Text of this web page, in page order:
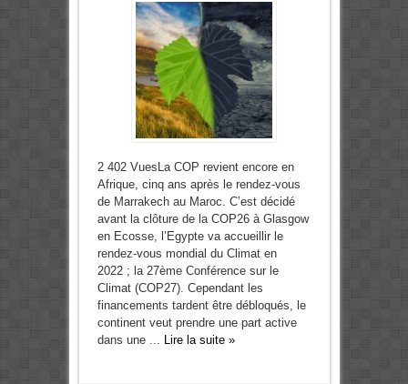
2 402 VuesLa COP revient encore en
Afrique, cinq ans après le rendez-vous
de Marrakech au Maroc. C’est décidé
avant la clôture de la COP26 à Glasgow
en Ecosse, l’Egypte va accueillir le
rendez-vous mondial du Climat en
2022 ; la 27ème Conférence sur le
Climat (COP27). Cependant les
financements tardent être débloqués, le
continent veut prendre une part active
dans une ... Lire la suite »